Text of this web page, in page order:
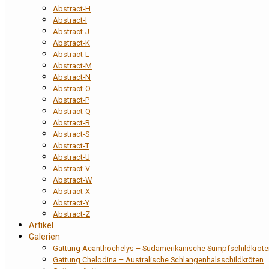
Abstract-H
Abstract-I
Abstract-J
Abstract-K
Abstract-L
Abstract-M
Abstract-N
Abstract-O
Abstract-P
Abstract-Q
Abstract-R
Abstract-S
Abstract-T
Abstract-U
Abstract-V
Abstract-W
Abstract-X
Abstract-Y
Abstract-Z
Artikel
Galerien
Gattung Acanthochelys – Südamerikanische
Gattung Chelodina – Australische Schlangenhalsschildkröten